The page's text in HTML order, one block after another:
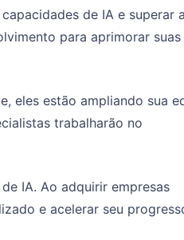
de IA e superar
para aprimorar suas
eles estão ampliando sua
trabalharão no
IA. Ao adquirir empresas
e acelerar seu